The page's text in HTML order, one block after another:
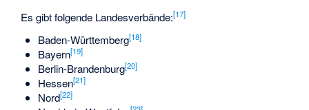
Es gibt folgende Landesverbände:[17]
Baden-Württemberg[18]
Bayern[19]
Berlin-Brandenburg[20]
Hessen[21]
Nord[22]